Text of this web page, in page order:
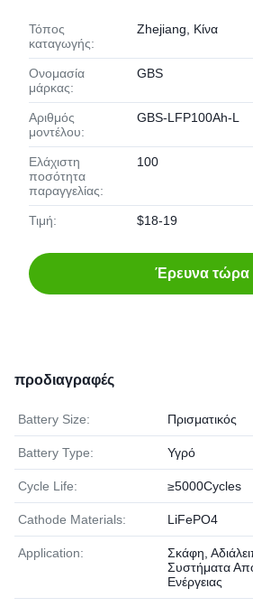
Τόπος
καταγωγής:
Zhejiang, Κίνα
Ονομασία
μάρκας:
GBS
Αριθμός
μοντέλου:
GBS-LFP100Ah-L
Ελάχιστη
ποσότητα
παραγγελίας:
100
Τιμή: $18-19
Έρευνα τώρα
προδιαγραφές
Battery Size: Πρισματικός
Battery Type: Υγρό
Cycle Life: ≥5000Cycles
Cathode Materials: LiFePO4
Application:
Σκάφη,
Συστήματα
Ενέργειας